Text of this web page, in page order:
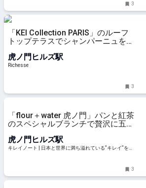
3
「KEI Collection PARIS」のルーフ
トップテラスでシャンパーニュを楽
虎ノ門ヒルズ駅
Richesse
3
「flour＋water 虎ノ門」パンと紅茶
のスペシャルブランチで贅沢に五感
虎ノ門ヒルズ駅
キレイノート | 日本と世界に満ち溢れている“キレイ“をさ
3